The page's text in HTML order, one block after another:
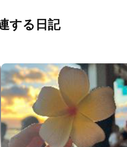
する日記